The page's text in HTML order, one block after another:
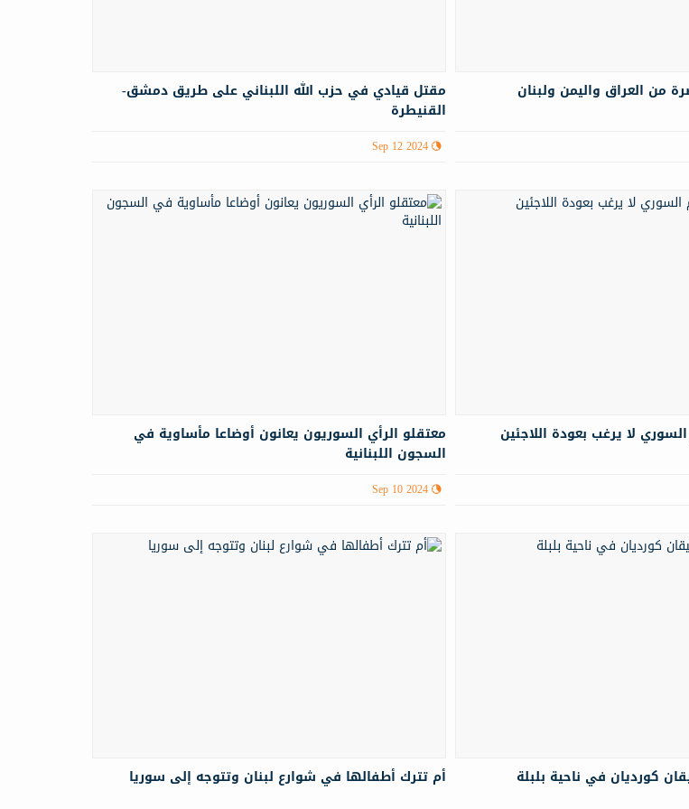
مقتل قيادي في حزب الله اللبناني على طريق دمشق-
القنيطرة
Sep 12 2024
من العراق واليمن ولبنان
معتقلو الرأي السوريون يعانون أوضاعا مأساوية في
السجون اللبنانية
Sep 10 2024
لا يرغب بعودة اللاجئين
أم تترك أطفالها في شوارع لبنان وتتوجه إلى سوريا كورديان في ناحية بلبلة